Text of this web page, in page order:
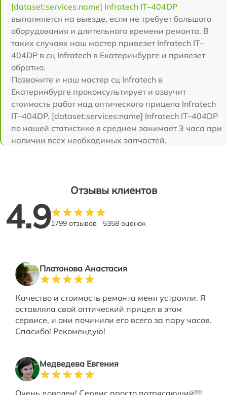
[dataset:services:name] Infratech IT–404DP
выполняется на выезде, если не требует большого
оборудования и длительного времени ремонта. В
таких случаях наш мастер привезет Infratech IT–
404DP в сц Infratech в Екатеринбурге и привезет
обратно.
Позвоните и наш мастер сц Infratech в
Екатеринбурге проконсультирует и озвучит
стоимость работ над оптического прицела Infratech
IT–404DP. [dataset:services:name] Infratech IT–404DP
по нашей статистике в среднем занимает 3 часа при
наличии всех необходимых запчастей.
Отзывы клиентов
4.91799 отзывов 5358 оценок
Платонова Анастасия
Качество и стоимость ремонта меня устроили. Я
оставляла свой оптический прицел в этом
сервисе, и они починили его всего за пару часов.
Спасибо! Рекомендую!
Медведева Евгения
Очень доволен! Сервис просто потрясающий!!!!